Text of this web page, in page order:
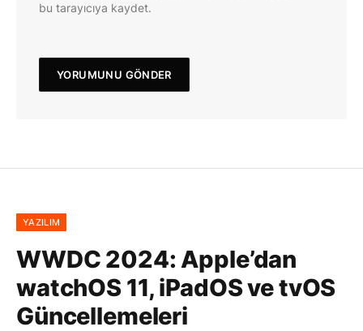
bu tarayıcıya kaydet.
YAZILIM
WWDC 2024: Apple’dan
watchOS 11, iPadOS ve tvOS
Güncellemeleri